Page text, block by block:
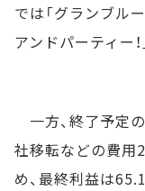
では「グランブル
アンドパーティー
一方、終了予定
社移転などの費用
め、最終利益は